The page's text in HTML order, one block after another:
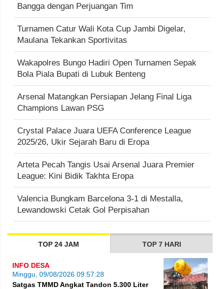
Bangga dengan Perjuangan Tim
Turnamen Catur Wali Kota Cup Jambi Digelar,
Maulana Tekankan Sportivitas
Wakapolres Bungo Hadiri Open Turnamen Sepak
Bola Piala Bupati di Lubuk Benteng
Arsenal Matangkan Persiapan Jelang Final Liga
Champions Lawan PSG
Crystal Palace Juara UEFA Conference League
2025/26, Ukir Sejarah Baru di Eropa
Arteta Pecah Tangis Usai Arsenal Juara Premier
League: Kini Bidik Takhta Eropa
Valencia Bungkam Barcelona 3-1 di Mestalla,
Lewandowski Cetak Gol Perpisahan
TOP 24 JAM TOP 7 HARI
INFO DESA
Minggu, 09/08/2026 09:57:28
Satgas TMMD Angkat Tandon 5.300 Liter